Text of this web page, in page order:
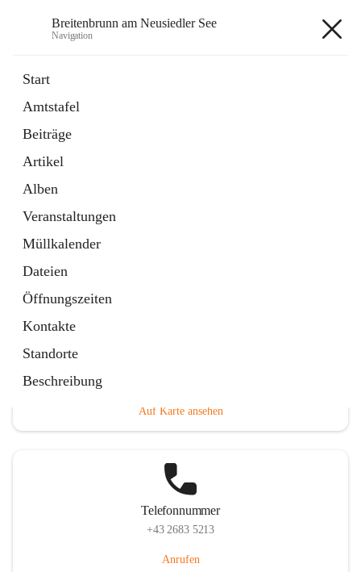
Breitenbrunn am Neusiedler See
Navigation
Start
Amtstafel
Beiträge
Artikel
Alben
Veranstaltungen
Müllkalender
Dateien
Öffnungszeiten
Kontakte
Standorte
Beschreibung
18 Schnellzugriffe
Gemeindeservice
Auf Karte ansehen
Telefonnummer
+43 2683 5213
Anrufen